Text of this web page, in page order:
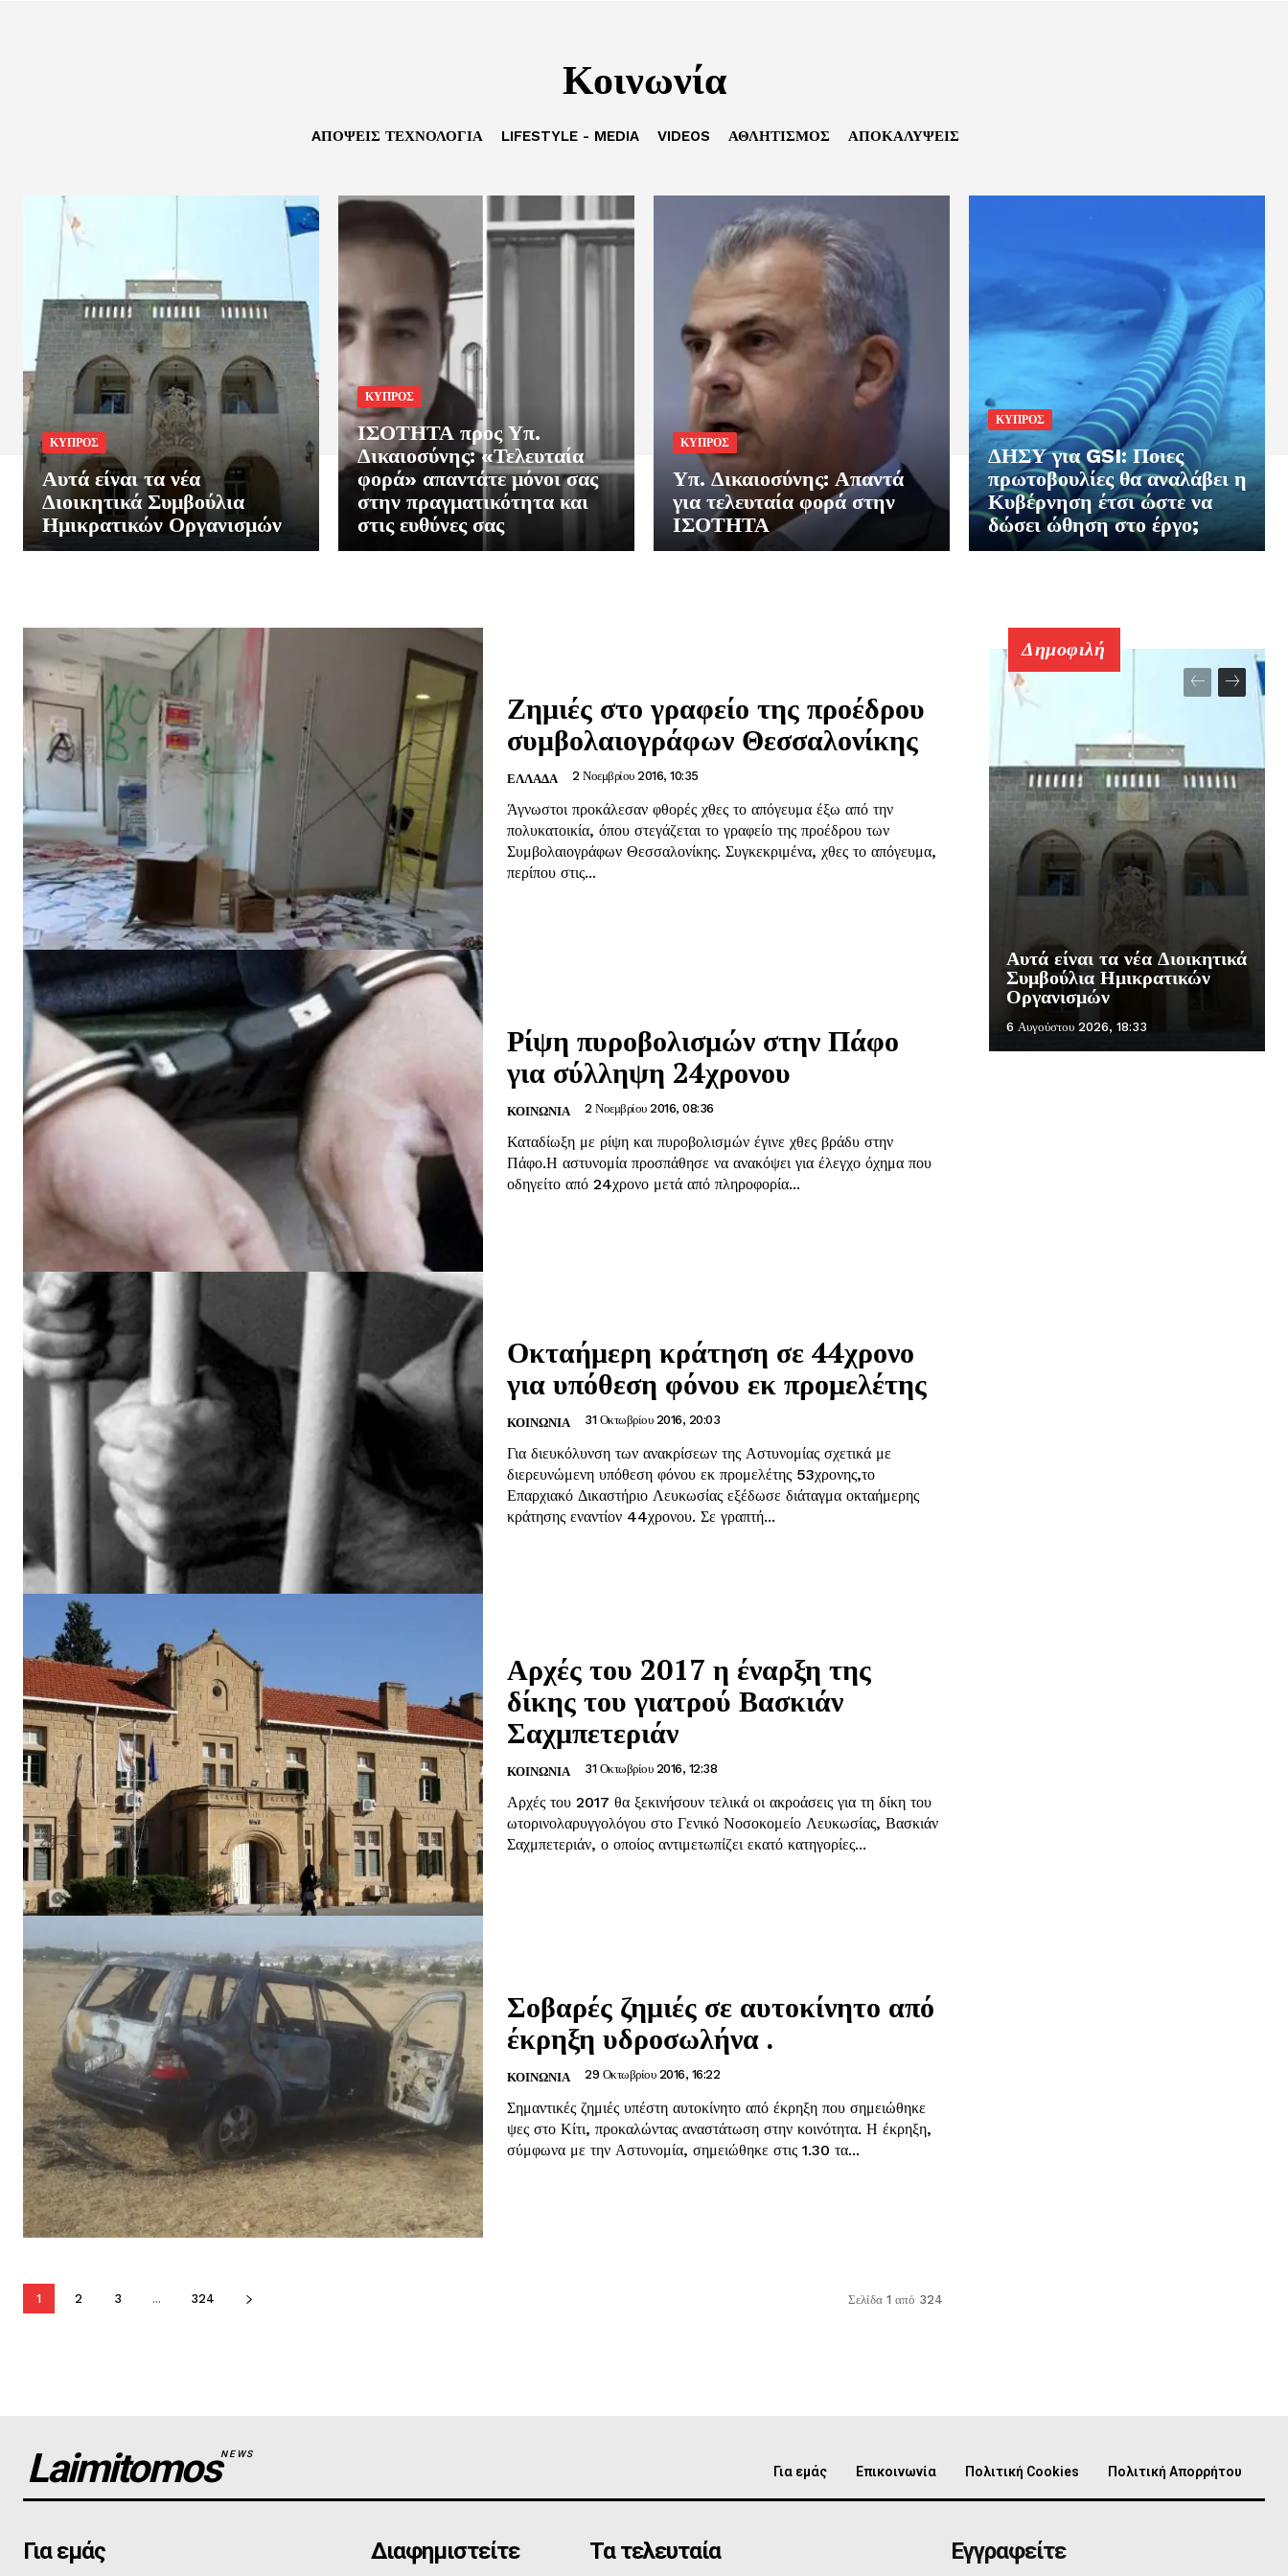
Κοινωνία
AΠΌΨΕΙΣ ΤΕΧΝΟΛΟΓΙΑ LIFESTYLE - MEDIA VIDEOS ΑΘΛΗΤΙΣΜΟΣ ΑΠΟΚΑΛΎΨΕΙΣ
ΚΥΠΡΟΣ
Αυτά είναι τα νέα
Διοικητικά Συμβούλια
Ημικρατικών Οργανισμών
ΚΥΠΡΟΣ
ΙΣΟΤΗΤΑ προς Υπ.
Δικαιοσύνης: «Τελευταία
φορά» απαντάτε μόνοι σας
στην πραγματικότητα και
στις ευθύνες σας
ΚΥΠΡΟΣ
Υπ. Δικαιοσύνης: Απαντά
για τελευταία φορά στην
ΙΣΟΤΗΤΑ
ΚΥΠΡΟΣ
ΔΗΣΥ για GSI: Ποιες
πρωτοβουλίες θα αναλάβει η
Κυβέρνηση έτσι ώστε να
δώσει ώθηση στο έργο;
Ζημιές στο γραφείο της προέδρου
συμβολαιογράφων Θεσσαλονίκης
ΕΛΛΑΔΑ 2 Νοεμβρίου 2016, 10:35
Άγνωστοι προκάλεσαν φθορές χθες το απόγευμα έξω από την
πολυκατοικία, όπου στεγάζεται το γραφείο της προέδρου των
Συμβολαιογράφων Θεσσαλονίκης. Συγκεκριμένα, χθες το απόγευμα,
περίπου στις...
Ρίψη πυροβολισμών στην Πάφο
για σύλληψη 24χρονου
ΚΟΙΝΩΝΊΑ 2 Νοεμβρίου 2016, 08:36
Καταδίωξη με ρίψη και πυροβολισμών έγινε χθες βράδυ στην
Πάφο.Η αστυνομία προσπάθησε να ανακόψει για έλεγχο όχημα που
οδηγείτο από 24χρονο μετά από πληροφορία...
Οκταήμερη κράτηση σε 44χρονο
για υπόθεση φόνου εκ προμελέτης
ΚΟΙΝΩΝΊΑ 31 Οκτωβρίου 2016, 20:03
Για διευκόλυνση των ανακρίσεων της Αστυνομίας σχετικά με
διερευνώμενη υπόθεση φόνου εκ προμελέτης 53χρονης,το
Επαρχιακό Δικαστήριο Λευκωσίας εξέδωσε διάταγμα οκταήμερης
κράτησης εναντίον 44χρονου. Σε γραπτή...
Αρχές του 2017 η έναρξη της
δίκης του γιατρού Βασκιάν
Σαχμπετεριάν
ΚΟΙΝΩΝΊΑ 31 Οκτωβρίου 2016, 12:38
Αρχές του 2017 θα ξεκινήσουν τελικά οι ακροάσεις για τη δίκη του
ωτορινολαρυγγολόγου στο Γενικό Νοσοκομείο Λευκωσίας, Βασκιάν
Σαχμπετεριάν, ο οποίος αντιμετωπίζει εκατό κατηγορίες...
Σοβαρές ζημιές σε αυτοκίνητο από
έκρηξη υδροσωλήνα .
ΚΟΙΝΩΝΊΑ 29 Οκτωβρίου 2016, 16:22
Σημαντικές ζημιές υπέστη αυτοκίνητο από έκρηξη που σημειώθηκε
ψες στο Κίτι, προκαλώντας αναστάτωση στην κοινότητα. Η έκρηξη,
σύμφωνα με την Αστυνομία, σημειώθηκε στις 1.30 τα...
1 2 3 ... 324 Σελίδα 1 από 324
Δημοφιλή
Αυτά είναι τα νέα Διοικητικά
Συμβούλια Ημικρατικών
Οργανισμών
6 Αυγούστου 2026, 18:33
LaimitomosNEWS
Για εμάς Επικοινωνία Πολιτική Cookies Πολιτική Απορρήτου
Για εμάς Διαφημιστείτε Τα τελευταία Εγγραφείτε